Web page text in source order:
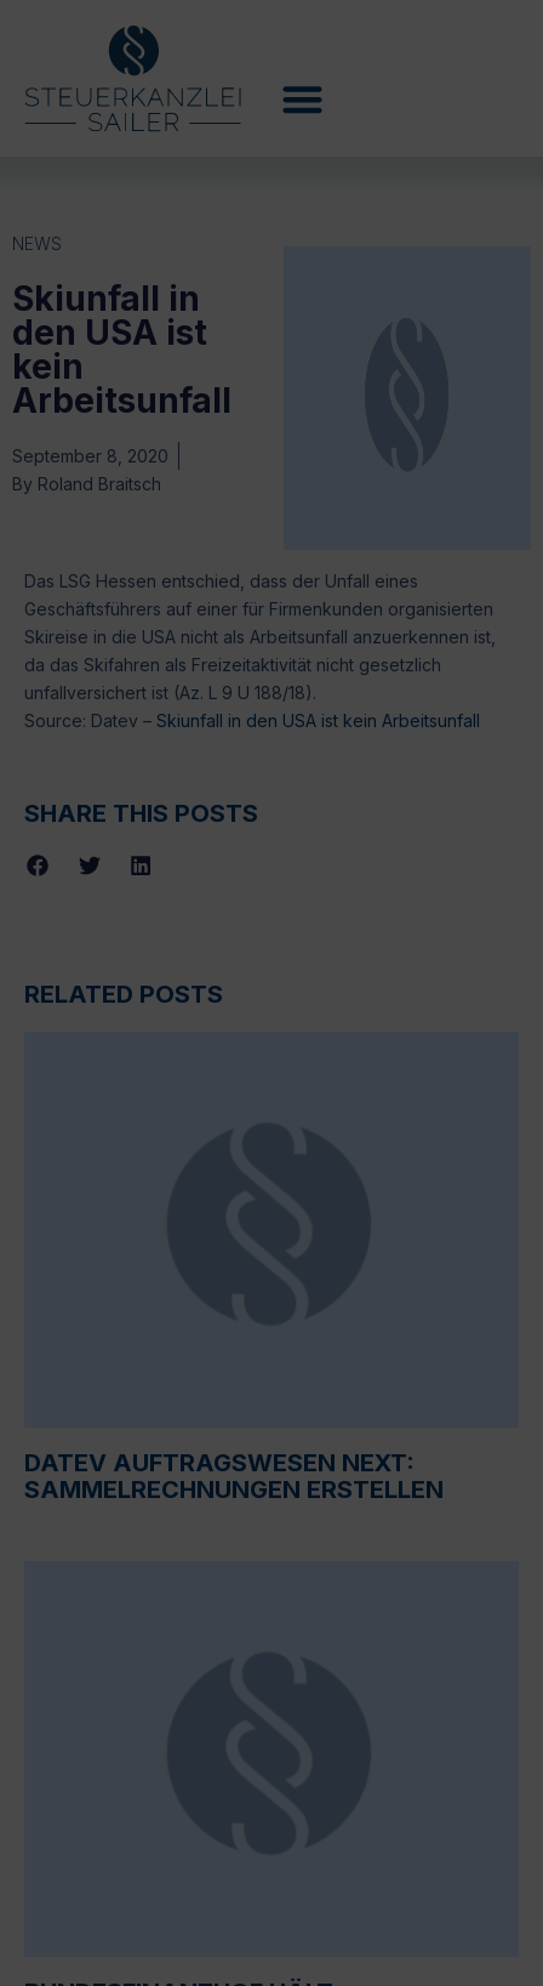
NEWS
Skiunfall in
den USA ist
kein
Arbeitsunfall
September 8, 2020
By Roland Braitsch
Das LSG Hessen entschied, dass der Unfall eines
Geschäftsführers auf einer für Firmenkunden organisierten
Skireise in die USA nicht als Arbeitsunfall anzuerkennen ist,
da das Skifahren als Freizeitaktivität nicht gesetzlich
unfallversichert ist (Az. L 9 U 188/18).
Source: Datev – Skiunfall in den USA ist kein Arbeitsunfall
SHARE THIS POSTS
RELATED POSTS
DATEV AUFTRAGSWESEN NEXT:
SAMMELRECHNUNGEN ERSTELLEN